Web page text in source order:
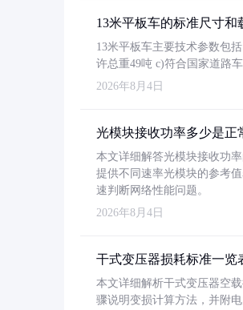
13米平板车的标准尺寸和
13米平板车主要技术参数包
许总重49吨 c)符合国家道路
2026年8月4日
光模块接收功率多少是正
本文详细解答光模块接收功
提供不同速率光模块的参考
速判断网络性能问题。
2026年8月4日
干式变压器损耗标准一览
本文详细解析干式变压器空
骤说明变损计算方法，并附